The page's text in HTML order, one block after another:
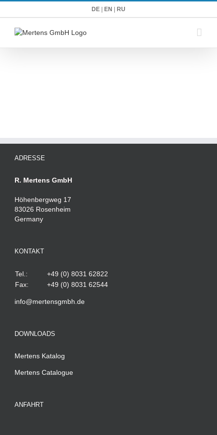
DE EN RU
ADRESSE
R. Mertens GmbH
Höhenbergweg 17
83026 Rosenheim
Germany
KONTAKT
Tel.:
+49 (0) 8031 62822
Fax:
+49 (0) 8031 62544
info@mertensgmbh.de
DOWNLOADS
Mertens Katalog
Mertens Catalogue
ANFAHRT